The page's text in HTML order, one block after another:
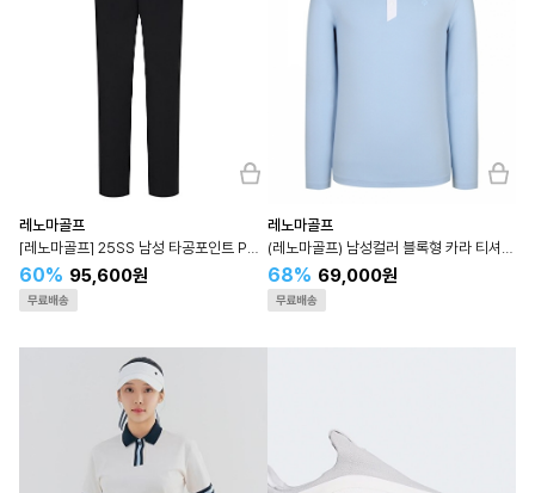
레노마골프
[레노마골프] 25SS 남성 타공포인트 PCM 일자핏 팬츠 (RMPTO2503)
60% 95,600원
레노마골프
(레노마골프) 남성컬러 블록형 카라 티셔츠 RMTPN1105-905
68% 69,000원